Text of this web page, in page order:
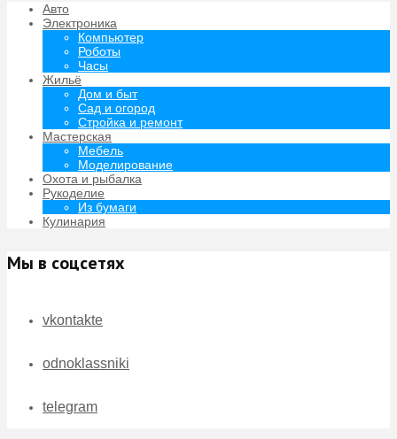
Авто
Электроника
Компьютер
Роботы
Часы
Жильё
Дом и быт
Сад и огород
Стройка и ремонт
Мастерская
Мебель
Моделирование
Охота и рыбалка
Рукоделие
Из бумаги
Кулинария
Мы в соцсетях
vkontakte
odnoklassniki
telegram